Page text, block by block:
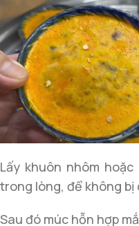
Lấy khuôn nhôm
trong lòng, để không bị
Sau đó múc hỗn hợp